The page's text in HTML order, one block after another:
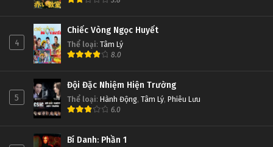
4
Chiếc Vòng Ngọc Huyết
Thể loại: Tâm Lý
8.0
5
Đội Đặc Nhiệm Hiện Trường
Thể loại: Hành Động, Tâm Lý, Phiêu Lưu
6.0
Bí Danh: Phần 1